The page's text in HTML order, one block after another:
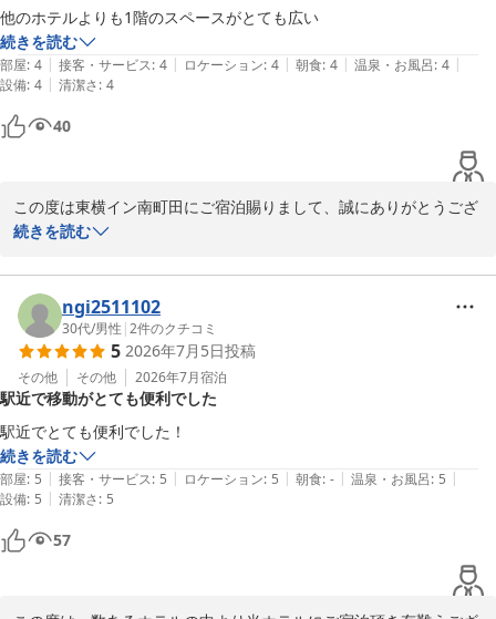
ざいませんでした。清潔で快適にお過ごしいただくべきお部屋で、
このようなご不快な思いをお掛けしましたこと、心よりお詫び申し
上げます。今後このようなことがないよう、清掃時の確認を徹底し
てまいります。
また、東京MXを楽しみにされていたにもかかわらず、ご視聴いた
だけず残念な思いをお掛けしましたこと、重ねてお詫び申し上げま
そのような中、「施設・部屋は清潔感があってよかった」とのお言
に受け止め、より快適にお過ごしいただけるホテルを目指して、設
備・清掃の改善に努めてまいります。
またのご宿泊をスタッフ一同、心よりお待ち申し上げております。
東横ＩＮＮ南町田
2026-07-22
他のホテルよりも1階のスペースがとても広い
続きを読む
部屋: 4 | 接客・サービス: 4 | ロケーション: 4 | 朝食: 4 | 温泉・お風呂: 4 |
設備: 4 | 清潔さ: 4
40
この度は東横イン南町田にご宿泊賜りまして、誠にありがとうござ
います。
また、ご宿泊時のご感想もお寄せいただきまして、重ねてお礼申し
上げます。
今後のご利用の際にも快適にお過ごしいただけますよう、サービス
の向上に努めて参ります。
この度は誠にありがとうございました。
東横ＩＮＮ南町田
2026-07-17
続きを読む
ngi2511102
30代/男性 |2件のクチコミ
5 2026年7月5日投稿
その他 その他 2026年7月宿泊
駅近で移動がとても便利でした
駅近でとても便利でした！
続きを読む
部屋: 5 | 接客・サービス: 5 | ロケーション: 5 | 朝食: - | 温泉・お風呂: 5 |
設備: 5 | 清潔さ: 5
57